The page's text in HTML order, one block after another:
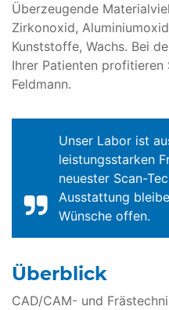
Überzeugende
Zirkonoxid,
Kunststoffe, Wachs. Bei
Ihrer Patienten
Feldmann.
Unser Labor ist
leistungsstarken
neuester Scan-
Ausstattung
Wünsche offen.
Überblick
CAD/CAM- und